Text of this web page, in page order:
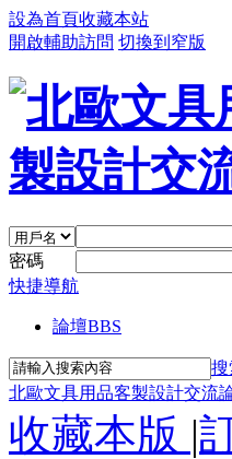
設為首頁收藏本站
開啟輔助訪問 切換到窄版
密碼
快捷導航
論壇BBS
搜
北歐文具用品客製設計交流
收藏本版 |